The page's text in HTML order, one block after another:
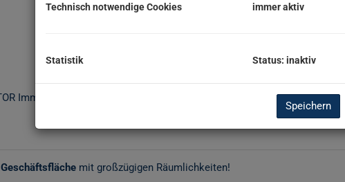
Geschäftsfläche mit großzügigen Räumlichkeiten!
Technisch notwendige Cookies immer aktiv
Statistik Status: inaktiv
Speichern